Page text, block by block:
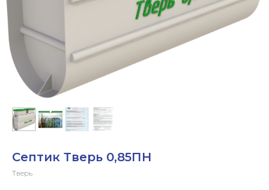
Септик Тверь 0,85ПН
Тверь